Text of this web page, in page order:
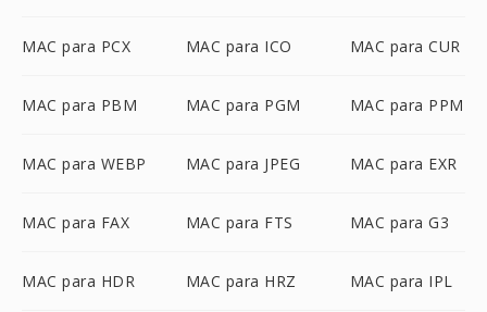
MAC para PCX MAC para ICO MAC para CUR
MAC para PBM MAC para PGM MAC para PPM
MAC para WEBP MAC para JPEG MAC para EXR
MAC para FAX MAC para FTS MAC para G3
MAC para HDR MAC para HRZ MAC para IPL